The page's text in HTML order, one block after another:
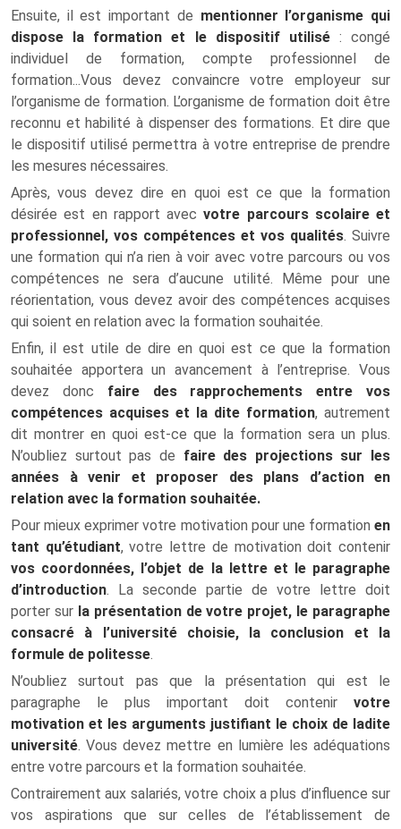
Ensuite, il est important de mentionner l’organisme qui
dispose la formation et le dispositif utilisé: congé
individuel de formation, compte professionnel de
formation...Vous devez convaincre votre employeur sur
l’organisme de formation. L’organisme de formation doit être
reconnu et habilité à dispenser des formations. Et dire que
le dispositif utilisé permettra à votre entreprise de prendre
les mesures nécessaires.
Après, vous devez dire en quoi est ce que la formation
désirée est en rapport avecvotre parcours scolaire et
professionnel, vos compétences et vos qualités. Suivre
une formation qui n’a rien à voir avec votre parcours ou vos
compétences ne sera d’aucune utilité. Même pour une
réorientation, vous devez avoir des compétences acquises
qui soient en relation avec la formation souhaitée.
Enfin, il est utile de dire en quoi est ce que la formation
souhaitée apportera un avancement à l’entreprise. Vous
devez donc faire des rapprochements entre vos
compétences acquises et la dite formation, autrement
dit montrer en quoi est-ce que la formation sera un plus.
N’oubliez surtout pas de faire des projections sur les
années à venir et proposer des plans d’action en
relation avec la formation souhaitée.
Pour mieux exprimer votre motivation pour une formation en
tant qu’étudiant, votre lettre de motivation doit contenir
vos coordonnées, l’objet de la lettre et le paragraphe
d’introduction. La seconde partie de votre lettre doit
porter sur la présentation de votre projet, le paragraphe
consacré à l’université choisie, la conclusion et la
formule de politesse.
N’oubliez surtout pas que la présentation qui est le
paragraphe le plus important doit contenir votre
motivation et les arguments justifiant le choix de ladite
université. Vous devez mettre en lumière les adéquations
entre votre parcours et la formation souhaitée.
Contrairement aux salariés, votre choix a plus d’influence sur
vos aspirations que sur celles de l’établissement de